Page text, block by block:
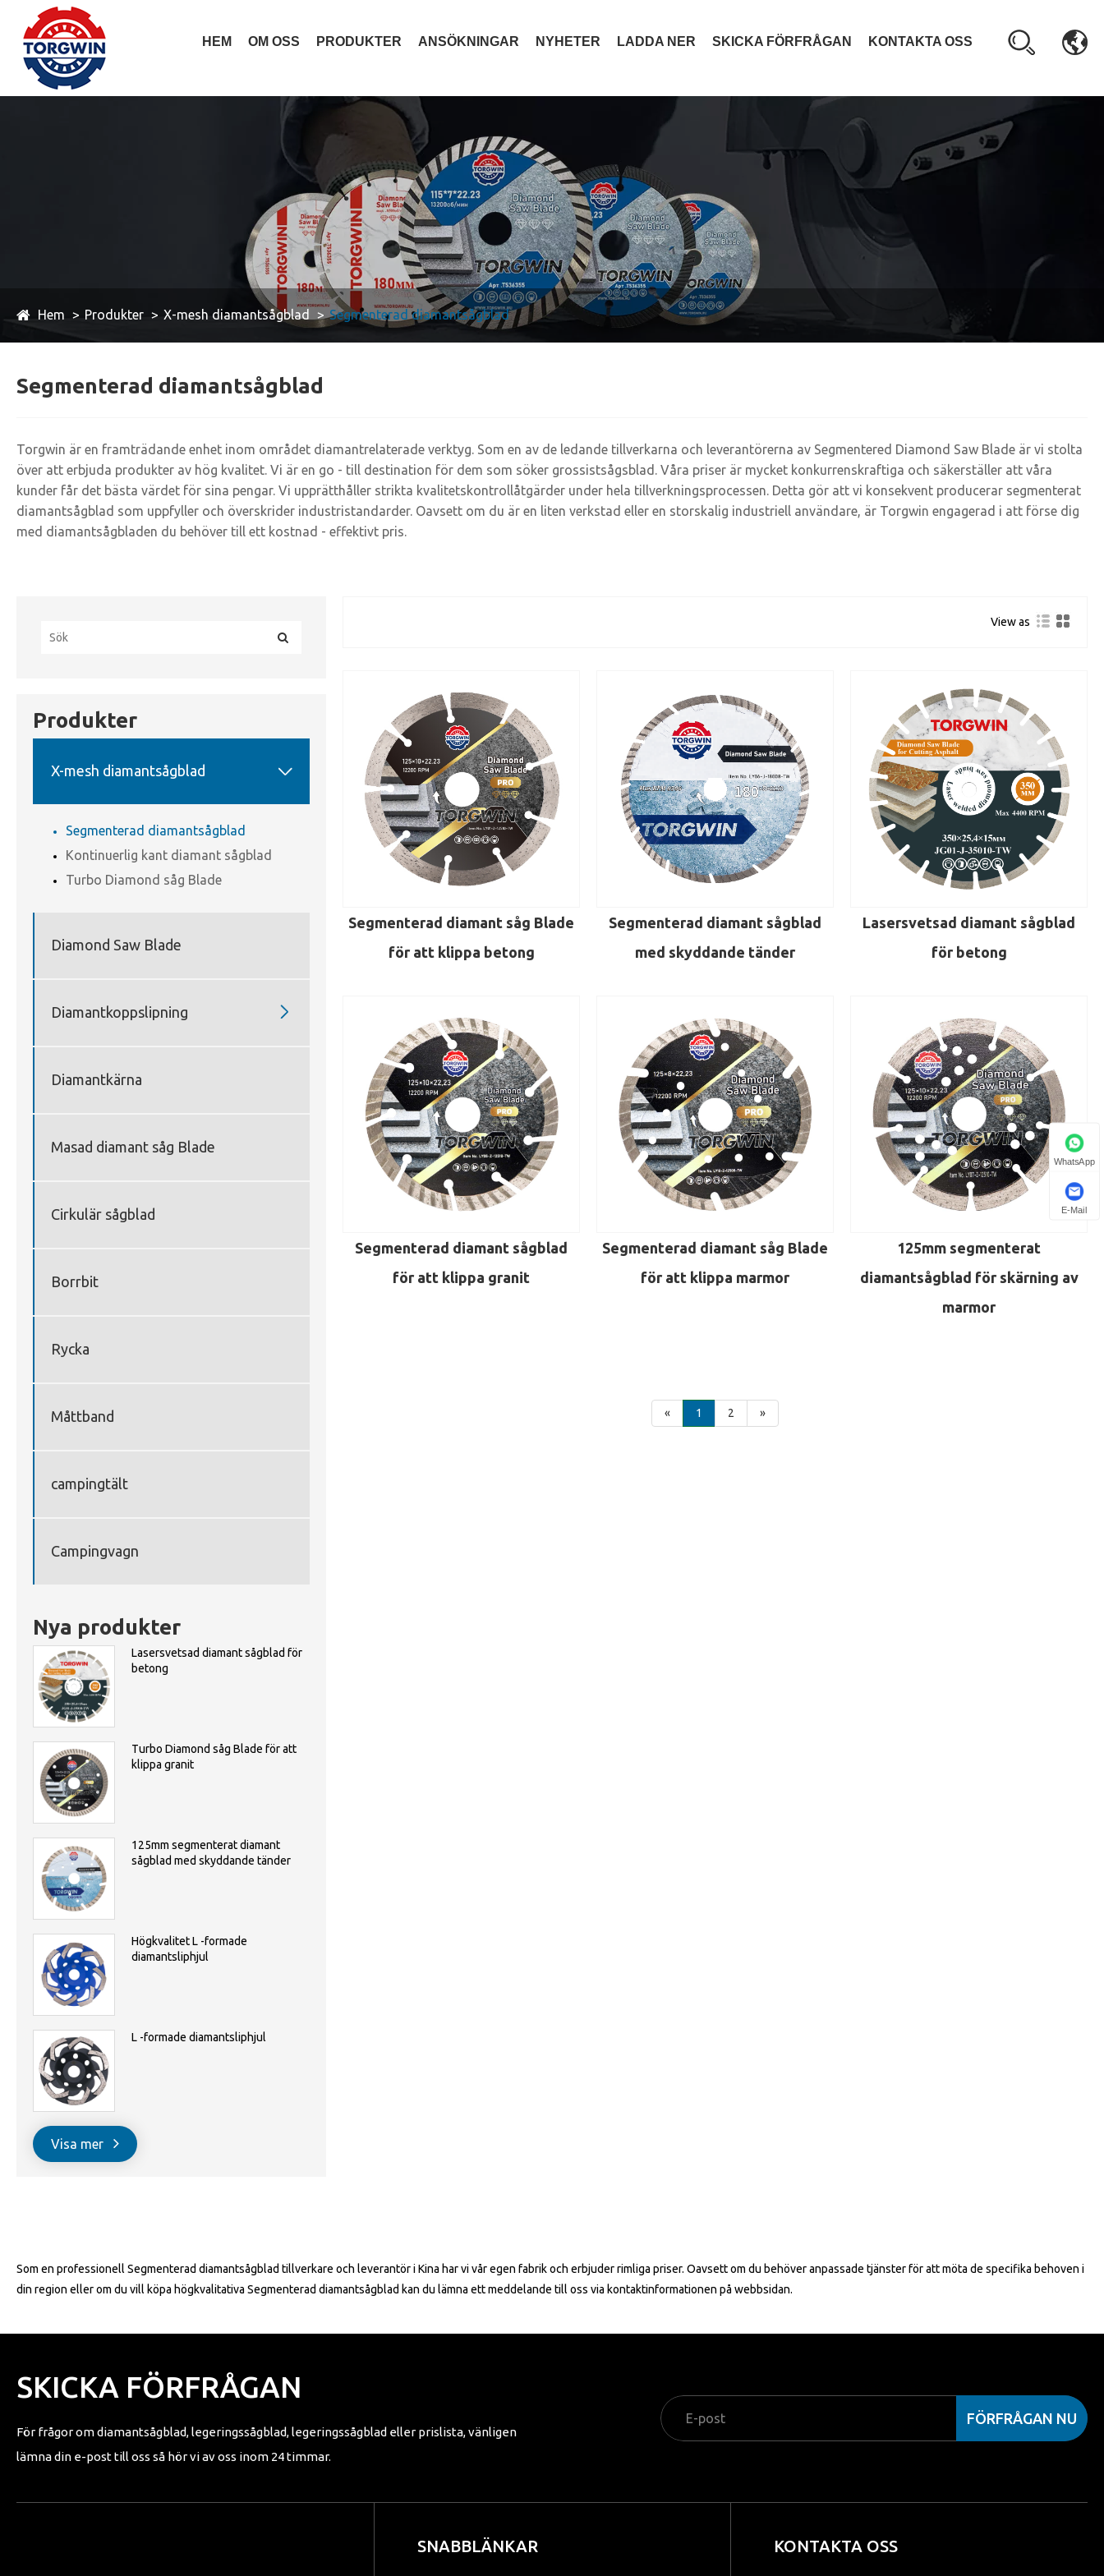
HEM OM OSS PRODUKTER ANSÖKNINGAR NYHETER LADDA NER SKICKA FÖRFRÅGAN KONTAKTA OSS
Hem Produkter X-mesh diamantsågblad Segmenterad diamantsågblad
Segmenterad diamantsågblad
Torgwin är en framträdande enhet inom området diamantrelaterade verktyg. Som en av de ledande tillverkarna och leverantörerna av Segmentered Diamond Saw Blade är vi stolta
över att erbjuda produkter av hög kvalitet. Vi är en go - till destination för dem som söker grossistsågsblad. Våra priser är mycket konkurrenskraftiga och säkerställer att våra
kunder får det bästa värdet för sina pengar. Vi upprätthåller strikta kvalitetskontrollåtgärder under hela tillverkningsprocessen. Detta gör att vi konsekvent producerar segmenterat
diamantsågblad som uppfyller och överskrider industristandarder. Oavsett om du är en liten verkstad eller en storskalig industriell användare, är Torgwin engagerad i att förse dig
med diamantsågbladen du behöver till ett kostnad - effektivt pris.
Produkter
X-mesh diamantsågblad 
Segmenterad diamantsågblad
Kontinuerlig kant diamant sågblad
Turbo Diamond såg Blade
Diamond Saw Blade
Diamantkoppslipning 
Diamantkärna
Masad diamant såg Blade
Cirkulär sågblad
Borrbit
Rycka
Måttband
campingtält
Campingvagn
Nya produkter
Lasersvetsad diamant sågblad för
betong
Turbo Diamond såg Blade för att
klippa granit
125mm segmenterat diamant
sågblad med skyddande tänder
Högkvalitet L -formade
diamantsliphjul
L -formade diamantsliphjul
Visa mer
View as
Segmenterad diamant såg Blade
för att klippa betong
Segmenterad diamant sågblad
med skyddande tänder
Lasersvetsad diamant sågblad
för betong
Segmenterad diamant sågblad
för att klippa granit
Segmenterad diamant såg Blade
för att klippa marmor
125mm segmenterat
diamantsågblad för skärning av
marmor
« 1 2 »
Som en professionell Segmenterad diamantsågblad tillverkare och leverantör i Kina har vi vår egen fabrik och erbjuder rimliga priser. Oavsett om du behöver anpassade tjänster för att möta de specifika behoven i
din region eller om du vill köpa högkvalitativa Segmenterad diamantsågblad kan du lämna ett meddelande till oss via kontaktinformationen på webbsidan.
SKICKA FÖRFRÅGAN
För frågor om diamantsågblad, legeringssågblad, legeringssågblad eller prislista, vänligen
lämna din e-post till oss så hör vi av oss inom 24 timmar.
FÖRFRÅGAN NU
SNABBLÄNKAR KONTAKTA OSS
WhatsApp
E-Mail